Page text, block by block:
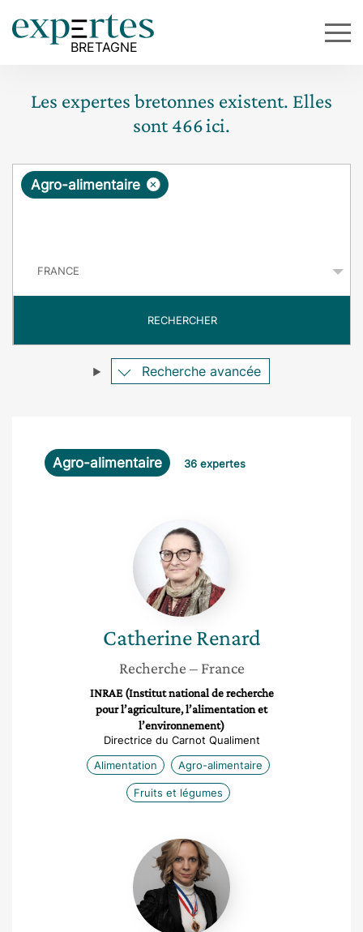
Les expertes bretonnes existent. Elles
sont466ici.
R
ê
e
×
Agro-alimentaire
RECHERCHER
Recherche avancée
Agro-alimentaire 36 expertes
Catherine
Renard
Catherine Renard
Recherche – France
INRAE (Institut national de recherche
pour l’agriculture, l’alimentation et
l’environnement)
Directrice du Carnot Qualiment
Alimentation
Agro-alimentaire
Fruits et légumes
Stéphanie
Chevalier
Lopez